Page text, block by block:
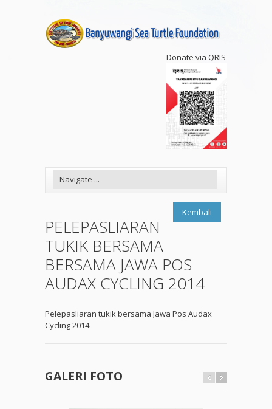
Donate via QRIS
Kembali
PELEPASLIARAN
TUKIK BERSAMA
BERSAMA JAWA POS
AUDAX CYCLING 2014
Pelepasliaran tukik bersama Jawa Pos Audax
Cycling 2014.
GALERI FOTO